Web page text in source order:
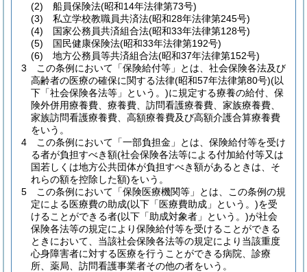
(2)
船員保険法(昭和14年法律第73号)
(3)
私立学校教職員共済法(昭和28年法律第245号)
(4)
国家公務員共済組合法(昭和33年法律第128号)
(5)
国民健康保険法(昭和33年法律第192号)
(6)
地方公務員等共済組合法(昭和37年法律第152号)
3
この条例において「保険給付等」とは、社会保険各法及び
高齢者の医療の確保に関する法律(昭和57年法律第80号)(以
下「社会保険各法等」という。)に規定する療養の給付、保
険外併用療養費、療養費、訪問看護療養費、家族療養費、
家族訪問看護療養費、高額療養費及び高額介護合算療養費
をいう。
4
この条例において「一部負担金」とは、保険給付等を受け
る者が負担すべき額(社会保険各法等による付加給付等又は
国若しくは地方公共団体が負担すべき額があるときは、そ
れらの額を控除した額)をいう。
5
この条例において「保険医療機関等」とは、この条例の規
定による医療費の助成(以下「医療費助成」という。)を受
けることができる者(以下「助成対象者」という。)が社会
保険各法等の規定により保険給付等を受けることができる
ときにおいて、当該社会保険各法等の規定により当該重度
心身障害者に対する医療を行うことができる病院、診療
所、薬局、訪問看護事業者その他の者をいう。